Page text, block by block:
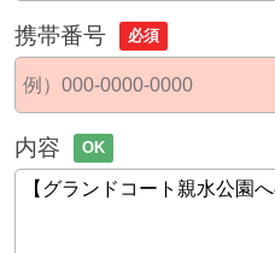
携帯番号 必須
内容 OK